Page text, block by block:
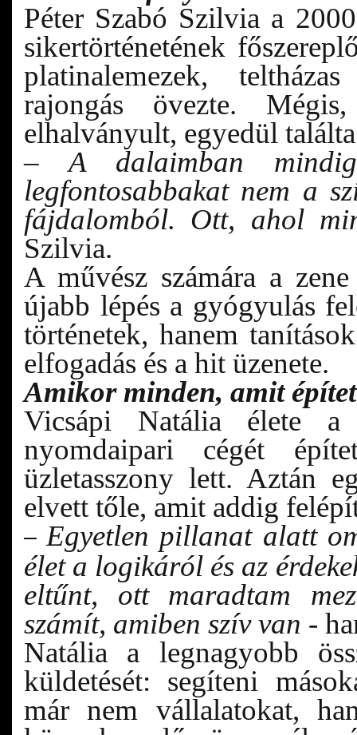
Péter Szabó Szilvia a
sikertörténetének
platinalemezek,
rajongás övezte.
elhalványult, egyedül
–A dalaimban
legfontosabbakat nem a
fájdalomból. Ott, ahol
Szilvia.
A művész számára a
újabb lépés a gyógyulás
történetek, hanem
elfogadás és a hit üzenete.
Amikor minden, amit
Vicsápi Natália élete
nyomdaipari cégét
üzletasszony lett. Aztán
elvett tőle, amit addig
–Egyetlen pillanat alatt
élet a logikáról és az
eltűnt, ott maradtam
számít, amiben szív van -
Natália a legnagyobb
küldetését: segíteni
már nem vállalatokat,